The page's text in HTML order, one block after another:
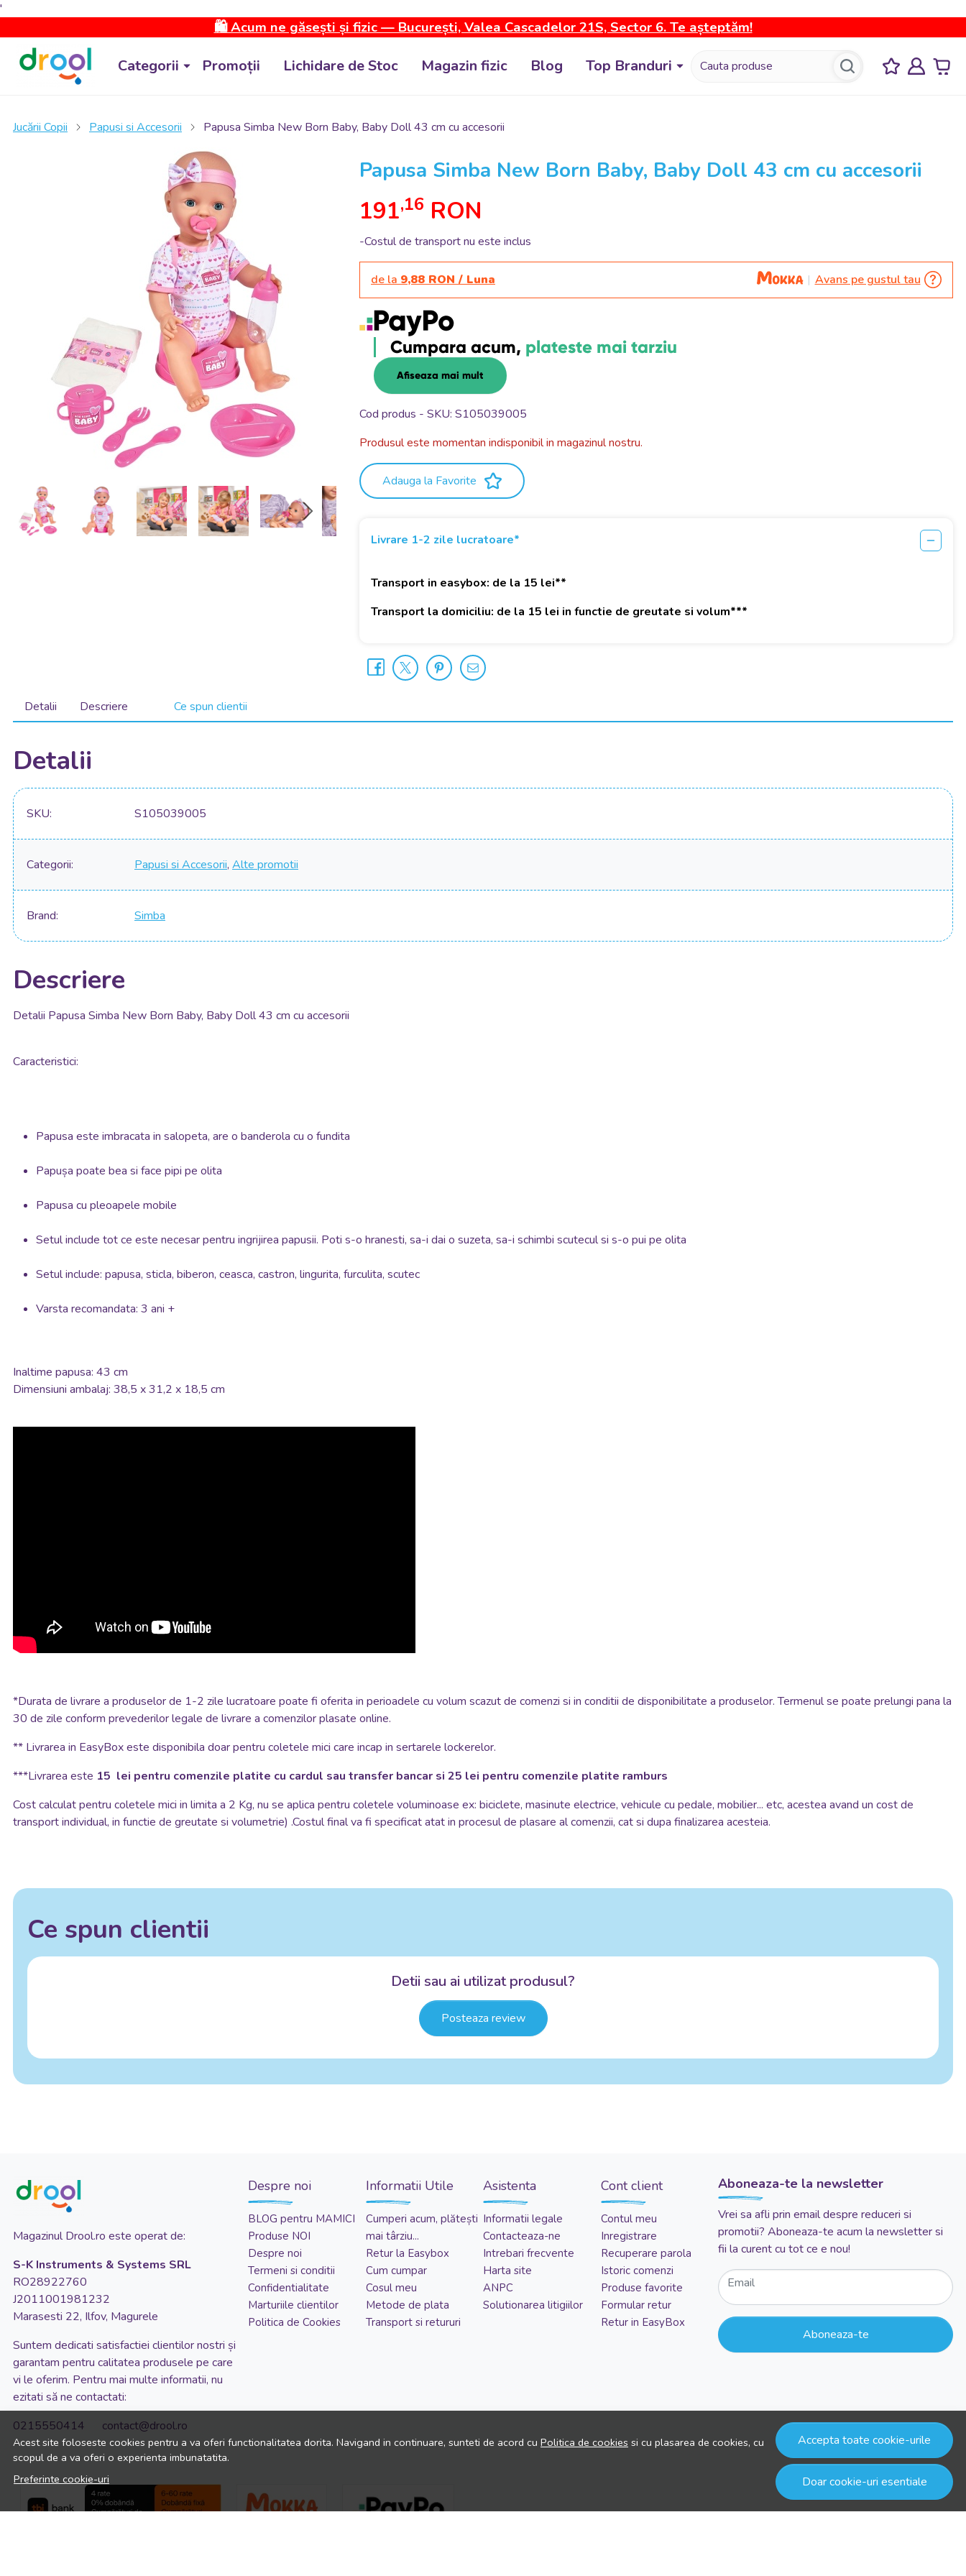
'
🛍️ Acum ne găsești și fizic — București, Valea Cascadelor 21S, Sector 6. Te așteptăm!
Categorii Promoții Lichidare de Stoc Magazin fizic Blog Top Branduri
Jucării Copii Papusi si Accesorii Papusa Simba New Born Baby, Baby Doll 43 cm cu accesorii
Papusa Simba New Born Baby, Baby Doll 43 cm cu accesorii
191,16 RON
-Costul de transport nu este inclus
de la 9,88 RON / Luna Avans pe gustul tau
Cumpara acum, plateste mai tarziu
Afiseaza mai mult
Cod produs - SKU S105039005
Produsul este momentan indisponibil in magazinul nostru.
Adauga la Favorite
Livrare 1-2 zile lucratoare*
Transport in easybox: de la 15 lei**
Transport la domiciliu: de la 15 lei in functie de greutate si volum***
Detalii Descriere Ce spun clientii
Detalii
SKU S105039005
Categorii Papusi si Accesorii, Alte promotii
Brand Simba
Descriere
Detalii Papusa Simba New Born Baby, Baby Doll 43 cm cu accesorii
Caracteristici:
Papusa este imbracata in salopeta, are o banderola cu o fundita
Papușa poate bea si face pipi pe olita
Papusa cu pleoapele mobile
Setul include tot ce este necesar pentru ingrijirea papusii. Poti s-o hranesti, sa-i dai o suzeta, sa-i schimbi scutecul si s-o pui pe olita
Setul include: papusa, sticla, biberon, ceasca, castron, lingurita, furculita, scutec
Varsta recomandata: 3 ani +
Inaltime papusa: 43 cm
Dimensiuni ambalaj: 38,5 x 31,2 x 18,5 cm
*Durata de livrare a produselor de 1-2 zile lucratoare poate fi oferita in perioadele cu volum scazut de comenzi si in conditii de disponibilitate a produselor. Termenul se poate prelungi pana la
30 de zile conform prevederilor legale de livrare a comenzilor plasate online.
** Livrarea in EasyBox este disponibila doar pentru coletele mici care incap in sertarele lockerelor.
***Livrarea este 15 lei pentru comenzile platite cu cardul sau transfer bancar si 25 lei pentru comenzile platite ramburs
Cost calculat pentru coletele mici in limita a 2 Kg, nu se aplica pentru coletele voluminoase ex: biciclete, masinute electrice, vehicule cu pedale, mobilier... etc, acestea avand un cost de
transport individual, in functie de greutate si volumetrie) .Costul final va fi specificat atat in procesul de plasare al comenzii, cat si dupa finalizarea acesteia.
Ce spun clientii
Detii sau ai utilizat produsul?
Posteaza review
Acest site foloseste cookies pentru a va oferi functionalitatea dorita. Navigand in continuare, sunteti de acord cu Politica de cookies si cu plasarea de cookies, cu
scopul de a va oferi o experienta imbunatatita.
Preferinte cookie-uri
Accepta toate cookie-urile
Doar cookie-uri esentiale
Magazinul Drool.ro este operat de:
S-K Instruments & Systems SRL
RO28922760
J2011001981232
Marasesti 22, Ilfov, Magurele
Suntem dedicati satisfactiei clientilor nostri și
garantam pentru calitatea produsele pe care
vi le oferim. Pentru mai multe informatii, nu
ezitati să ne contactati:
0215550414 contact@drool.ro
Despre noi
BLOG pentru MAMICI
Produse NOI
Despre noi
Termeni si conditii
Confidentialitate
Marturiile clientilor
Politica de Cookies
Informatii Utile
Cumperi acum, plătești
mai târziu...
Retur la Easybox
Cum cumpar
Cosul meu
Metode de plata
Transport si retururi
Asistenta
Informatii legale
Contacteaza-ne
Intrebari frecvente
Harta site
ANPC
Solutionarea litigiilor
Cont client
Contul meu
Inregistrare
Recuperare parola
Istoric comenzi
Produse favorite
Formular retur
Retur in EasyBox
Aboneaza-te la newsletter
Vrei sa afli prin email despre reduceri si
promotii? Aboneaza-te acum la newsletter si
fii la curent cu tot ce e nou!
Email
Aboneaza-te